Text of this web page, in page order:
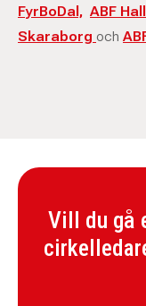
FyrBoDal, ABF
Skaraborg och
Vill du gå